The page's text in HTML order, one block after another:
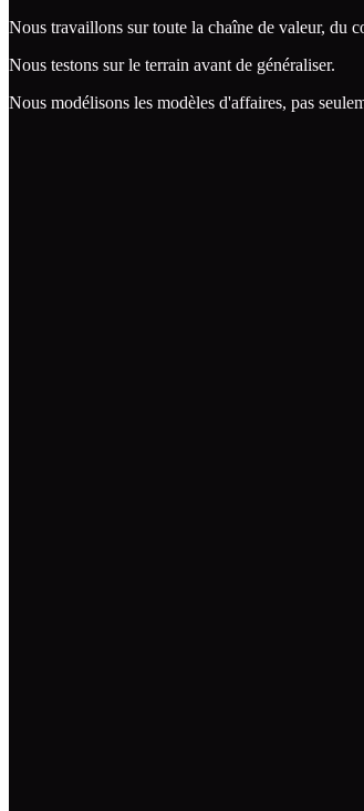
Nous travaillons sur toute la chaîne de valeur, du
Nous testons sur le terrain avant de généraliser.
Nous modélisons les modèles d'affaires, pas